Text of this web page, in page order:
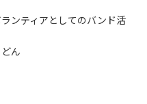
ンティアとしてのバンド活
ん